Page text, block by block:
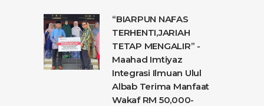
“BIARPUN NAFAS
TERHENTI,JARIAH
TETAP MENGALIR” -
Maahad Imtiyaz
Integrasi Ilmuan Ulul
Albab Terima Manfaat
Wakaf RM 50,000-